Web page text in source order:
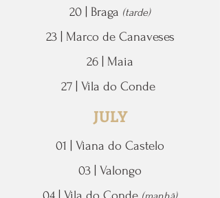
20 | Braga (tarde)
23 | Marco de Canaveses
26 | Maia
27 | Vila do Conde
JULY
01 | Viana do Castelo
03 | Valongo